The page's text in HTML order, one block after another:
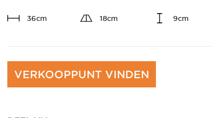
36cm 18cm 9cm
VERKOOPPUNT VINDEN